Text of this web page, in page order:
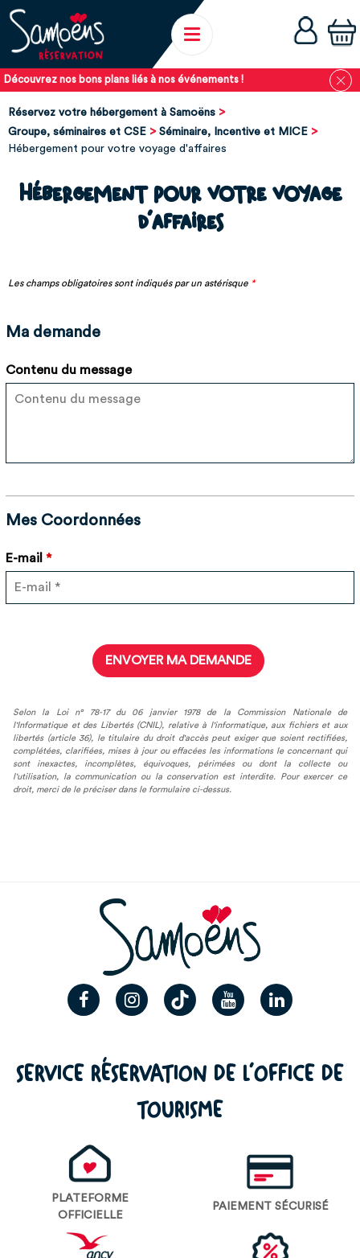
Découvrez nos bons plans liés à nos événements !
Réservez votre hébergement à Samoëns
Groupe, séminaires et CSE
Séminaire, Incentive et MICE
Hébergement pour votre voyage d'affaires
Hébergement pour votre voyage
d'affaires
Les champs obligatoires sont indiqués par un astérisque *
Ma demande
Contenu du message
Mes Coordonnées
E-mail *
Selon la Loi n° 78-17 du 06 janvier 1978 de la Commission Nationale de
l'Informatique et des Libertés (CNIL), relative à l'informatique, aux fichiers et aux
libertés (article 36), le titulaire du droit d'accès peut exiger que soient rectifiées,
complétées, clarifiées, mises à jour ou effacées les informations le concernant qui
sont inexactes, incomplètes, équivoques, périmées ou dont la collecte ou
l'utilisation, la communication ou la conservation est interdite. Pour exercer ce
droit, merci de le préciser dans le formulaire ci-dessus.
SERVICE RÉSERVATION DE L’OFFICE DE
TOURISME
PLATEFORME
OFFICIELLE
PAIEMENT SÉCURISÉ